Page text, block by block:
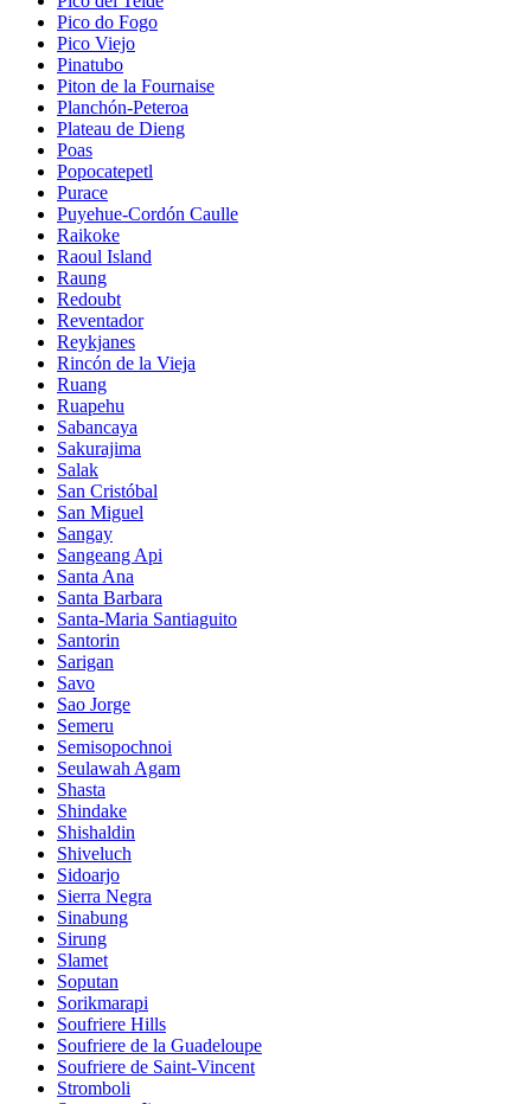
Pico do Fogo
Pico Viejo
Pinatubo
Piton de la Fournaise
Planchón-Peteroa
Plateau de Dieng
Poas
Popocatepetl
Purace
Puyehue-Cordón Caulle
Raikoke
Raoul Island
Raung
Redoubt
Reventador
Reykjanes
Rincón de la Vieja
Ruang
Ruapehu
Sabancaya
Sakurajima
Salak
San Cristóbal
San Miguel
Sangay
Sangeang Api
Santa Ana
Santa Barbara
Santa-Maria Santiaguito
Santorin
Sarigan
Savo
Sao Jorge
Semeru
Semisopochnoi
Seulawah Agam
Shasta
Shindake
Shishaldin
Shiveluch
Sidoarjo
Sierra Negra
Sinabung
Sirung
Slamet
Soputan
Sorikmarapi
Soufriere Hills
Soufriere de la Guadeloupe
Soufriere de Saint-Vincent
Stromboli